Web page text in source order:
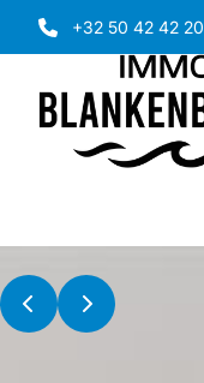
Ga naar hoofdinhoud
+32 50 42 42 20